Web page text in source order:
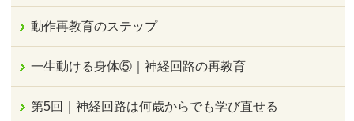
動作再教育のステップ
一生動ける身体⑤｜神経回路の再教育
第5回｜神経回路は何歳からでも学び直せる